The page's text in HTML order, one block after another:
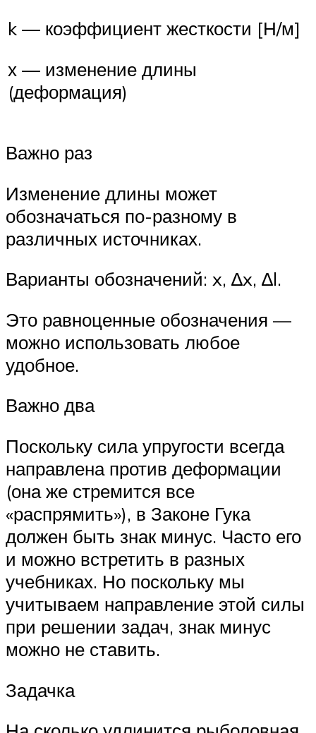
k — коэффициент жесткости [Н/м]
х — изменение длины
(деформация)
Важно раз
Изменение длины может
обозначаться по-разному в
различных источниках.
Варианты обозначений: x, ∆x, ∆l.
Это равноценные обозначения —
можно использовать любое
удобное.
Важно два
Поскольку сила упругости всегда
направлена против деформации
(она же стремится все
«распрямить»), в Законе Гука
должен быть знак минус. Часто его
и можно встретить в разных
учебниках. Но поскольку мы
учитываем направление этой силы
при решении задач, знак минус
можно не ставить.
Задачка